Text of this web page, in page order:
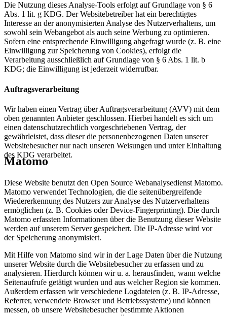
Die Nutzung dieses Analyse-Tools erfolgt auf Grundlage von § 6
Abs. 1 lit. g KDG. Der Websitebetreiber hat ein berechtigtes
Interesse an der anonymisierten Analyse des Nutzerverhaltens, um
sowohl sein Webangebot als auch seine Werbung zu optimieren.
Sofern eine entsprechende Einwilligung abgefragt wurde (z. B. eine
Einwilligung zur Speicherung von Cookies), erfolgt die
Verarbeitung ausschließlich auf Grundlage von § 6 Abs. 1 lit. b
KDG; die Einwilligung ist jederzeit widerrufbar.
Auftragsverarbeitung
Wir haben einen Vertrag über Auftragsverarbeitung (AVV) mit dem
oben genannten Anbieter geschlossen. Hierbei handelt es sich um
einen datenschutzrechtlich vorgeschriebenen Vertrag, der
gewährleistet, dass dieser die personenbezogenen Daten unserer
Websitebesucher nur nach unseren Weisungen und unter Einhaltung
des KDG verarbeitet.
Matomo
Diese Website benutzt den Open Source Webanalysedienst Matomo.
Matomo verwendet Technologien, die die seitenübergreifende
Wiedererkennung des Nutzers zur Analyse des Nutzerverhaltens
ermöglichen (z. B. Cookies oder Device-Fingerprinting). Die durch
Matomo erfassten Informationen über die Benutzung dieser Website
werden auf unserem Server gespeichert. Die IP-Adresse wird vor
der Speicherung anonymisiert.
Mit Hilfe von Matomo sind wir in der Lage Daten über die Nutzung
unserer Website durch die Websitebesucher zu erfassen und zu
analysieren. Hierdurch können wir u. a. herausfinden, wann welche
Seitenaufrufe getätigt wurden und aus welcher Region sie kommen.
Außerdem erfassen wir verschiedene Logdateien (z. B. IP-Adresse,
Referrer, verwendete Browser und Betriebssysteme) und können
messen, ob unsere Websitebesucher bestimmte Aktionen